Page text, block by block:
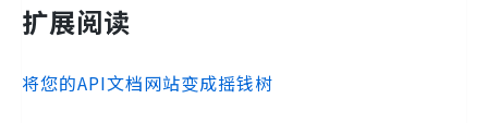
扩展阅读
将您的API文档网站变成摇钱树